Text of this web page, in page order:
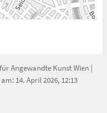
Angewandte Kunst Wien |
14. April 2026, 12:13